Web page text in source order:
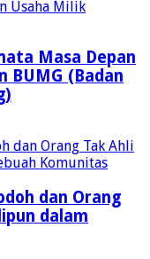
Masa Depan
BUMG (Badan
dan Orang
dalam